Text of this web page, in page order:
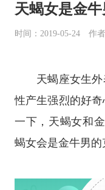
天蝎女是金
时间：2019-05-24 作
天蝎座女生
性产生强烈的好
一下，天蝎女和
蝎女会是金牛男的